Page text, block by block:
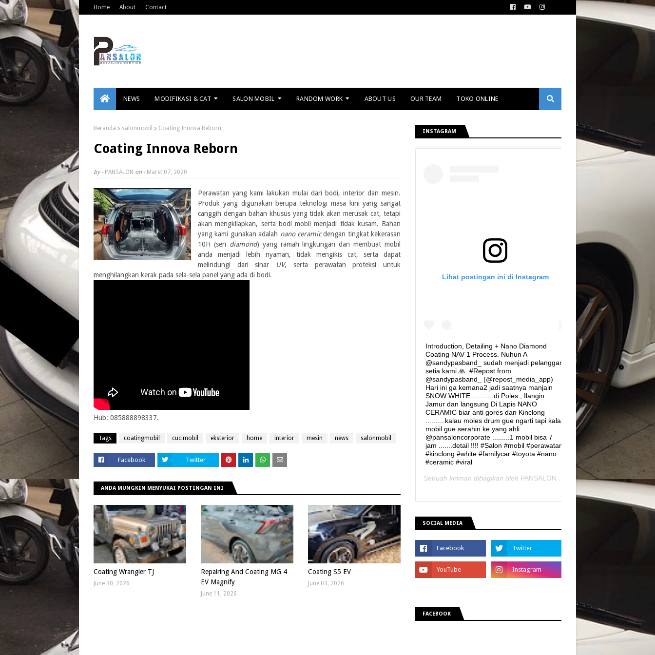
Home About Contact
NEWS MODIFIKASI & CAT SALON MOBIL RANDOM WORK ABOUT US OUR TEAM TOKO ONLINE
Beranda salonmobil Coating Innova Reborn
Coating Innova Reborn
by - PANSALON on - Maret 07, 2020
Perawatan yang kami lakukan mulai dari bodi, interior dan mesin.
Produk yang digunakan berupa teknologi masa kini yang sangat
canggih dengan bahan khusus yang tidak akan merusak cat, tetapi
akan mengkilapkan, serta bodi mobil menjadi tidak kusam. Bahan
yang kami gunakan adalah nano ceramicdengan tingkat kekerasan
10H (seri diamond) yang ramah lingkungan dan membuat mobil
anda menjadi lebih nyaman, tidak mengikis cat, serta dapat
melindungi dari sinar
UV, serta perawatan proteksi untuk
menghilangkan kerak pada sela-sela panel yang ada di bodi.
Hub: 085888898337.
Tags coatingmobil cucimobil eksterior home interior mesin news salonmobil
Facebook Twitter
ANDA MUNGKIN MENYUKAI POSTINGAN INI
Coating Wrangler TJ
June 30, 2026
Repairing And Coating MG 4
EV Magnify
June 11, 2026
Coating S5 EV
June 03, 2026
INSTAGRAM
Lihat postingan ini di Instagram
Introduction, Detailing + Nano Diamond
Coating NAV 1 Process. Nuhun A
@sandypasband_ sudah menjadi pelanggan
setia kami 🙏. #Repost from
@sandypasband_ (@repost_media_app)
Hari ini ga kemana2 jadi saatnya manjain
SNOW WHITE ...........di Poles , Ilangin
Jamur dan langsung Di Lapis NANO
CERAMIC biar anti gores dan Kinclong
..........kalau moles drum gue ngarti tapi kalau
mobil gue serahin ke yang ahli
@pansaloncorporate .........1 mobil bisa 7
jam .......detail !!!! #Salon #mobil #perawatan
#kinclong #white #familycar #toyota #nano
#ceramic #viral
Sebuah kiriman dibagikan oleh PANSALON
SOCIAL MEDIA
FACEBOOK